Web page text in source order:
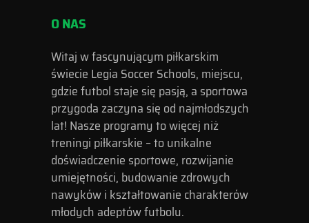
O NAS
Witaj w fascynującym piłkarskim
świecie Legia Soccer Schools, miejscu,
gdzie futbol staje się pasją, a sportowa
przygoda zaczyna się od najmłodszych
lat! Nasze programy to więcej niż
treningi piłkarskie – to unikalne
doświadczenie sportowe, rozwijanie
umiejętności, budowanie zdrowych
nawyków i kształtowanie charakterów
młodych adeptów futbolu.